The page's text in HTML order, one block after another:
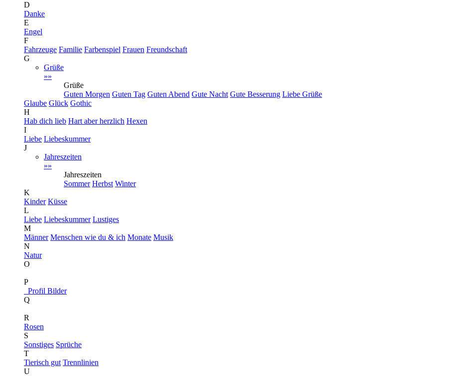
D
Danke
E
Engel
F
Fahrzeuge Familie Farbenspiel Frauen Freundschaft
G
Grüße
»»
Grüße
Guten Morgen Guten Tag Guten Abend Gute Nacht Gute Besserung Liebe Grüße
Glaube Glück Gothic
H
Hab dich lieb Hart aber herzlich Hexen
I
Liebe Liebeskummer
J
Jahreszeiten
»»
Jahreszeiten
Sommer Herbst Winter
K
Kinder Küsse
L
Liebe Liebeskummer Lustiges
M
Männer Menschen wie du & ich Monate Musik
N
Natur
O
P
Profil Bilder
Q
R
Rosen
S
Sonstiges Sprüche
T
Tierisch gut Trennlinien
U